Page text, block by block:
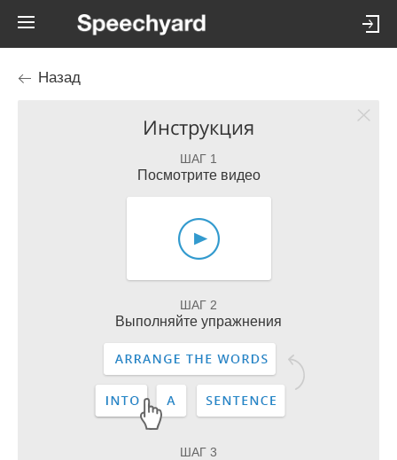
Назад
Инструкция
ШАГ 1
Посмотрите видео
ШАГ 2
Выполняйте упражнения
ШАГ 3